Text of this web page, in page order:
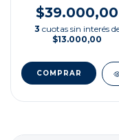
$39.000,00
3 cuotas sin interés
$13.000,00